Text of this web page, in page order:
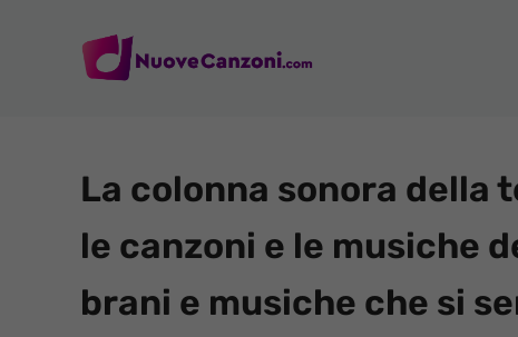
La colonna sonora della
le canzoni e le musiche
brani e musiche che si